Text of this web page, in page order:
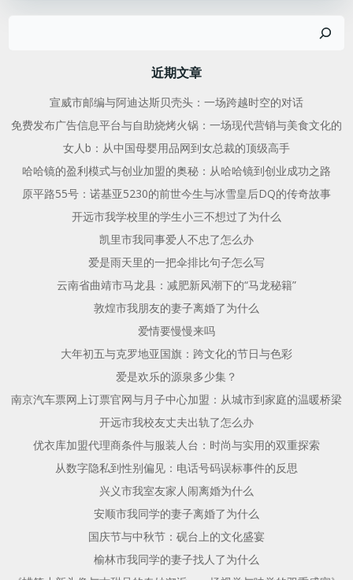
航
近期文章
宣威市邮编与阿迪达斯贝壳头：一场跨越时空的对话
免费发布广告信息平台与自助烧烤火锅：一场现代营销与美食文化的
女人b：从中国母婴用品网到女总裁的顶级高手
哈哈镜的盈利模式与创业加盟的奥秘：从哈哈镜到创业成功之路
原平路55号：诺基亚5230的前世今生与冰雪皇后DQ的传奇故事
开远市我学校里的学生小三不想过了为什么
凯里市我同事爱人不忠了怎么办
爱是雨天里的一把伞排比句子怎么写
云南省曲靖市马龙县：减肥新风潮下的“马龙秘籍”
敦煌市我朋友的妻子离婚了为什么
爱情要慢慢来吗
大年初五与克罗地亚国旗：跨文化的节日与色彩
爱是欢乐的源泉多少集？
南京汽车票网上订票官网与月子中心加盟：从城市到家庭的温暖桥梁
开远市我校友丈夫出轨了怎么办
优衣库加盟代理商条件与服装人台：时尚与实用的双重探索
从数字隐私到性别偏见：电话号码误标事件的反思
兴义市我室友家人闹离婚为什么
安顺市我同学的妻子离婚了为什么
国庆节与中秋节：砚台上的文化盛宴
榆林市我同学的妻子找人了为什么